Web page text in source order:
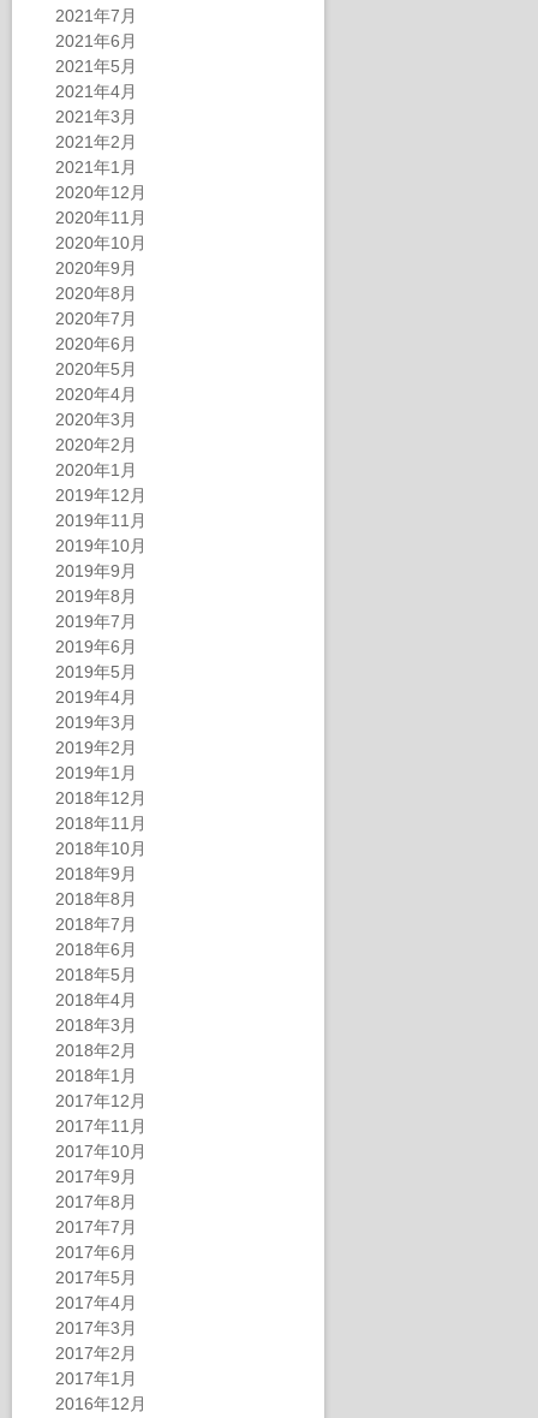
2021年7月
2021年6月
2021年5月
2021年4月
2021年3月
2021年2月
2021年1月
2020年12月
2020年11月
2020年10月
2020年9月
2020年8月
2020年7月
2020年6月
2020年5月
2020年4月
2020年3月
2020年2月
2020年1月
2019年12月
2019年11月
2019年10月
2019年9月
2019年8月
2019年7月
2019年6月
2019年5月
2019年4月
2019年3月
2019年2月
2019年1月
2018年12月
2018年11月
2018年10月
2018年9月
2018年8月
2018年7月
2018年6月
2018年5月
2018年4月
2018年3月
2018年2月
2018年1月
2017年12月
2017年11月
2017年10月
2017年9月
2017年8月
2017年7月
2017年6月
2017年5月
2017年4月
2017年3月
2017年2月
2017年1月
2016年12月